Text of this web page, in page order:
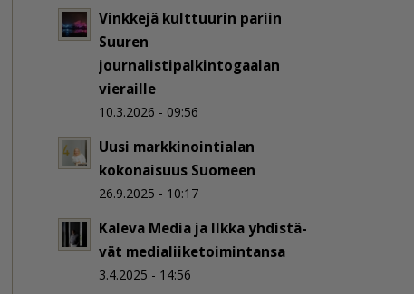
Vinkkejä kulttuurin pariin
Suuren
journalistipalkintogaalan
vieraille
10.3.2026 - 09:56
Uusi markkinointialan
kokonaisuus Suomeen
26.9.2025 - 10:17
Kaleva Media ja Ilkka yh­dis­tä­
vät me­dia­lii­ke­toi­min­tan­sa
3.4.2025 - 14:56